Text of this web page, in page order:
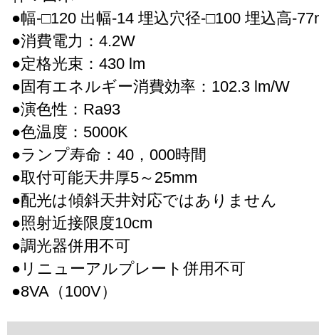
●幅-□120 出幅-14 埋込穴径-□100 埋込高-
●消費電力：4.2W
●定格光束：430 lm
●固有エネルギー消費効率：102.3 lm/W
●演色性：Ra93
●色温度：5000K
●ランプ寿命：40，000時間
●取付可能天井厚5～25mm
●配光は傾斜天井対応ではありません
●照射近接限度10cm
●調光器併用不可
●リニューアルプレート併用不可
●8VA（100V）